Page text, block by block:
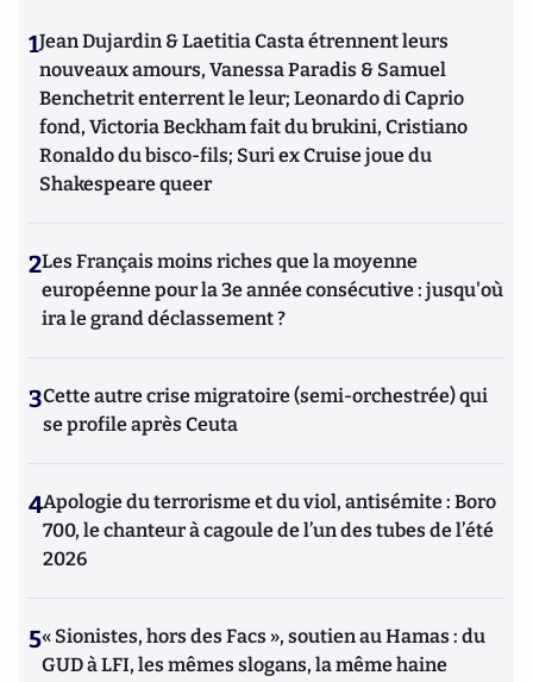
1Jean Dujardin & Laetitia Casta étrennent leurs
nouveaux amours, Vanessa Paradis & Samuel
Benchetrit enterrent le leur; Leonardo di Caprio
fond, Victoria Beckham fait du brukini, Cristiano
Ronaldo du bisco-fils; Suri ex Cruise joue du
Shakespeare queer
2Les Français moins riches que la moyenne
européenne pour la 3e année consécutive : jusqu'où
ira le grand déclassement ?
3Cette autre crise migratoire (semi-orchestrée) qui
se profile après Ceuta
4Apologie du terrorisme et du viol, antisémite : Boro
700, le chanteur à cagoule de l’un des tubes de l’été
2026
5« Sionistes, hors des Facs », soutien au Hamas : du
GUD à LFI, les mêmes slogans, la même haine